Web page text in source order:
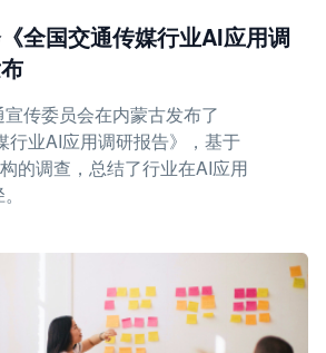
全国交通传媒行业AI应用调
传委员会在内蒙古发布了
行业AI应用调研报告》，基于
的调查，总结了行业在AI应用